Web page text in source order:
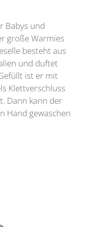
Babys und
große Warmies
besteht aus
und duftet
ist er mit
Klettverschluss
Dann kann der
Hand gewaschen